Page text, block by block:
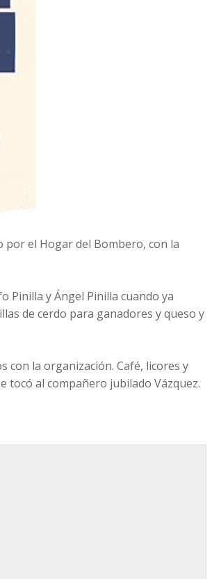
por el Hogar del Bombero, con la
Pinilla y Ángel Pinilla cuando ya
de cerdo para ganadores y queso y
con la organización. Café, licores y
tocó al compañero jubilado Vázquez.